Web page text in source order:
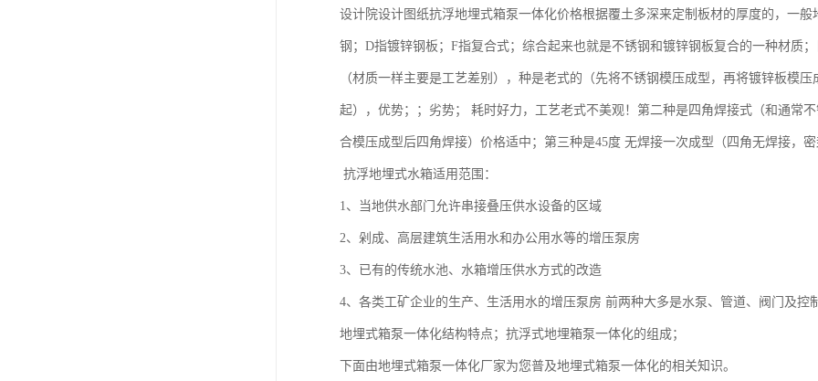
设计院设计图纸抗浮地埋式箱泵一体化价格根据覆土多深来定制板材的厚度的，一
钢；D指镀锌钢板；F指复合式；综合起来也就是不锈钢和镀锌钢板复合的一种材质
（材质一样主要是工艺差别），种是老式的（先将不锈钢模压成型，再将镀锌板模
起），优势；；劣势； 耗时好力，工艺老式不美观！第二种是四角焊接式（和通常
合模压成型后四角焊接）价格适中；第三种是45度 无焊接一次成型（四角无焊接，密
抗浮地埋式水箱适用范围：
1、当地供水部门允许串接叠压供水设备的区域
2、剁成、高层建筑生活用水和办公用水等的增压泵房
3、已有的传统水池、水箱增压供水方式的改造
4、各类工矿企业的生产、生活用水的增压泵房 前两种大多是水泵、管道、阀门及控
地埋式箱泵一体化结构特点；抗浮式地埋箱泵一体化的组成；
下面由地埋式箱泵一体化厂家为您普及地埋式箱泵一体化的相关知识。